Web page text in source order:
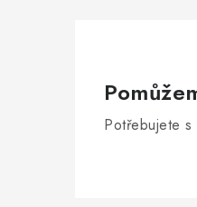
Potřebujete s